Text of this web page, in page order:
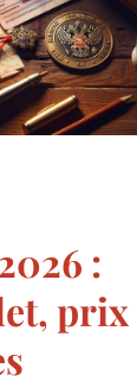
:
prix